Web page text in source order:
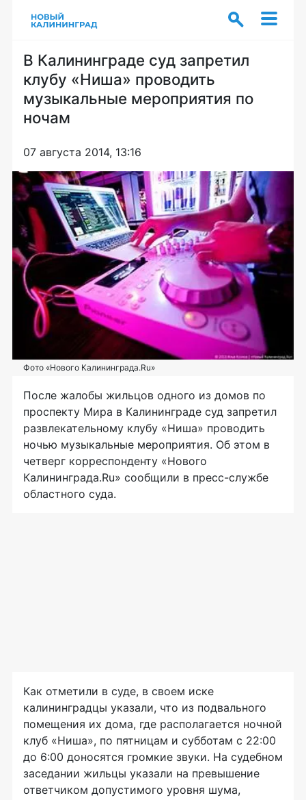
В Калининграде суд запретил
клубу «Ниша» проводить
музыкальные мероприятия по
ночам
07 августа 2014, 13:16
Фото «Нового Калининграда.Ru»
После жалобы жильцов одного из домов по
проспекту Мира в Калининграде суд запретил
развлекательному клубу «Ниша» проводить
ночью музыкальные мероприятия. Об этом в
четверг корреспонденту «Нового
Калининграда.Ru» сообщили в пресс-службе
областного суда.
Как отметили в суде, в своем иске
калининградцы указали, что из подвального
помещения их дома, где располагается ночной
клуб «Ниша», по пятницам и субботам с 22:00
до 6:00 доносятся громкие звуки. На судебном
заседании жильцы указали на превышение
ответчиком допустимого уровня шума,